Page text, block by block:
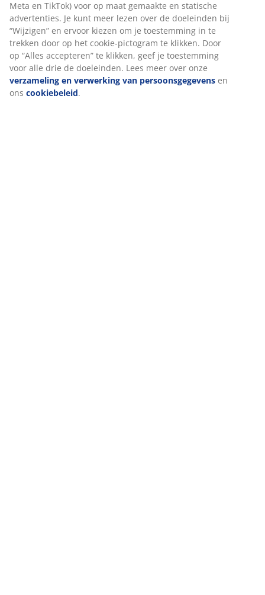
Meta en TikTok) voor op maat gemaakte en statische
advertenties. Je kunt meer lezen over de doeleinden bij
“Wijzigen” en ervoor kiezen om je toestemming in te
trekken door op het cookie-pictogram te klikken. Door
op “Alles accepteren” te klikken, geef je toestemming
voor alle drie de doeleinden. Lees meer over onze
verzameling en verwerking van persoonsgegevens en
ons cookiebeleid.